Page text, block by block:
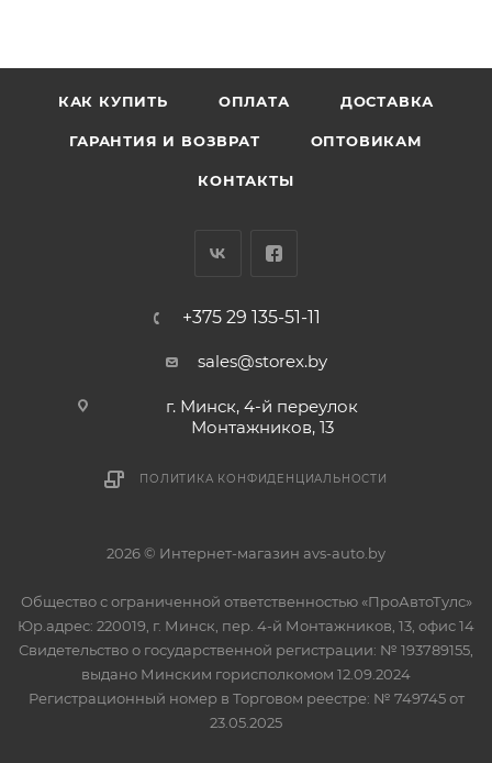
КАК КУПИТЬ ОПЛАТА ДОСТАВКА
ГАРАНТИЯ И ВОЗВРАТ ОПТОВИКАМ
КОНТАКТЫ
+375 29 135-51-11
sales@storex.by
г. Минск, 4-й переулок
Монтажников, 13
ПОЛИТИКА КОНФИДЕНЦИАЛЬНОСТИ
2026 © Интернет-магазин avs-auto.by
Общество с ограниченной ответственностью «ПроАвтоТулс»
Юр.адрес: 220019, г. Минск, пер. 4-й Монтажников, 13, офис 14
Свидетельство о государственной регистрации: № 193789155,
выдано Минским горисполкомом 12.09.2024
Регистрационный номер в Торговом реестре: № 749745 от
23.05.2025